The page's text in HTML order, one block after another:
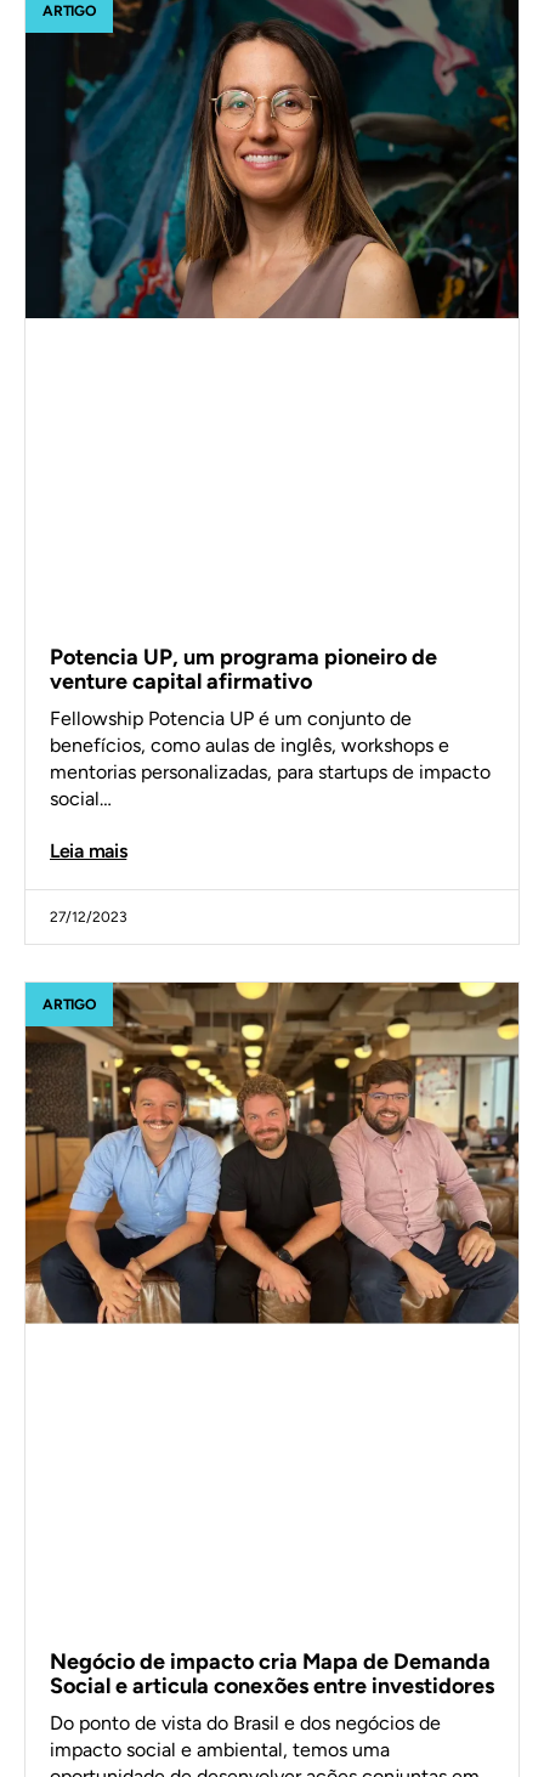
ARTIGO
Potencia UP, um programa pioneiro de
venture capital afirmativo
Fellowship Potencia UP é um conjunto de
benefícios, como aulas de inglês, workshops e
mentorias personalizadas, para startups de impacto
social…
Leia mais
27/12/2023
ARTIGO
Negócio de impacto cria Mapa de Demanda
Social e articula conexões entre investidores
Do ponto de vista do Brasil e dos negócios de
impacto social e ambiental, temos uma